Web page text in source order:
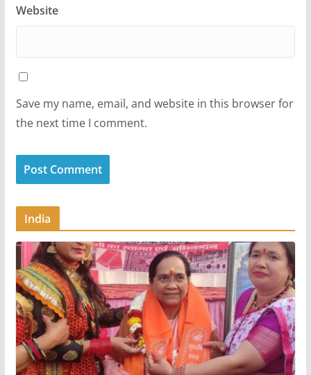
Website
Save my name, email, and website in this browser for
the next time I comment.
India